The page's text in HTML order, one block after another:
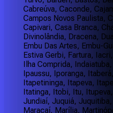
Cabreúva, Caconde,
Campos Novos Paulista,
Capivari, Casa Branca,
Divinolândia, Dracena,
Embu Das Artes, Embu-
Estiva Gerbi, Fartura,
Ilha Comprida,
Ipaussu, Iporanga,
Itapetininga, Itapeva,
Itatinga, Itobi, Itu, Itupeva,
Jundiaí, Juquiá,
Maracaí, Marília,